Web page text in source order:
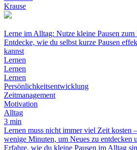
Krause
Lerne im Alltag: Nutze kleine Pausen zum
Entdecke, wie du selbst kurze Pausen
kannst
Lernen
Lernen
Lernen
Persönlichkeitsentwicklung
Zeitmanagement
Motivation
Alltag
3 min
Lernen muss nicht immer viel Zeit kosten
wenige Minuten, um Neues zu entdecken
Erfahre, wie du kleine Pausen im Alltag